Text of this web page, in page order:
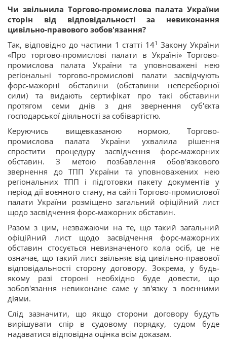
Чи звільнила Торгово-промислова палата України
сторін від відповідальності за невиконання
цивільно-правового зобов'язання?
Так, відповідно до частини 1 статті 141 Закону України
«Про торгово-промислові палати в Україні» Торгово-
промислова палата України та уповноважені нею
регіональні торгово-промислові палати засвідчують
форс-мажорні обставини (обставини непереборної
сили) та видають сертифікат про такі обставини
протягом семи днів з дня звернення суб'єкта
господарської діяльності за собівартістю.
Керуючись вищевказаною нормою, Торгово-
промислова палата України ухвалила рішення
спростити процедуру засвідчення форс-мажорних
обставин. З метою позбавлення обов'язкового
звернення до ТПП України та уповноважених нею
регіональних ТПП і підготовки пакету документів у
період дії воєнного стану, на сайті Торгово-промислової
палати України розміщено загальний офіційний лист
щодо засвідчення форс-мажорних обставин.
Разом з цим, незважаючи на те, що такий загальний
офіційний лист щодо засвідчення форс-мажорних
обставин стосується невизначеного кола осіб, це не
означає, що такий лист звільняє від цивільно-правової
відповідальності сторону договору. Зокрема, у будь-
якому разі стороні необхідно буде довести, що
зобов'язання невиконане саме у зв'язку з воєнними
діями.
Слід зазначити, що якщо сторони договору будуть
вирішувати спір в судовому порядку, судом буде
надаватися відповідна оцінка всім доказам.